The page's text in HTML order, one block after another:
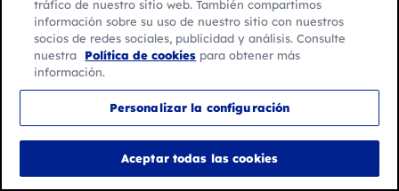
México
Español de México
tráfico de nuestro sitio web. También compartimos
información sobre su uso de nuestro sitio con nuestros
socios de redes sociales, publicidad y análisis. Consulte
nuestra
Política de cookies para obtener más
información.
Personalizar la configuración
Aceptar todas las cookies